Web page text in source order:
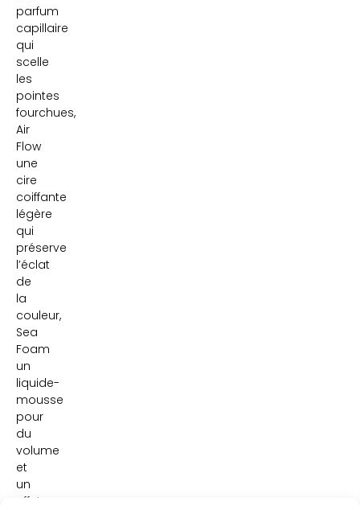
parfum
capillaire
qui
scelle
les
pointes
fourchues,
Air
Flow
une
cire
coiffante
légère
qui
préserve
l’éclat
de
la
couleur,
Sea
Foam
un
liquide-
mousse
pour
du
volume
et
un
effet